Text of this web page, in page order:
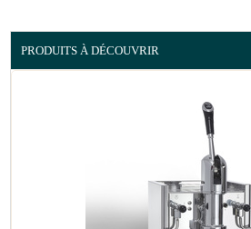
PRODUITS À DÉCOUVRIR